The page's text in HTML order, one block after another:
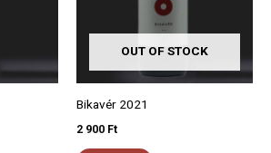
OUT OF STOCK
Bikavér 2021
2 900 Ft